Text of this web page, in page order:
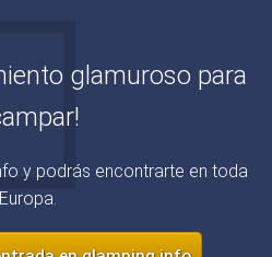
glamuroso para
y podrás encontrarte en toda
Europa.